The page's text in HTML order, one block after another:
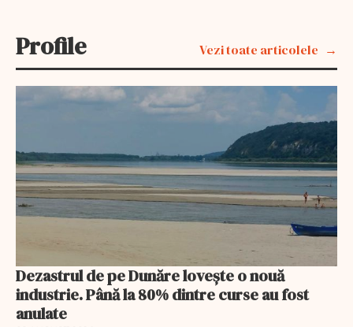
Profile Vezi toate articolele
Dezastrul de pe Dunăre lovește o nouă
industrie. Până la 80% dintre curse au fost
anulate